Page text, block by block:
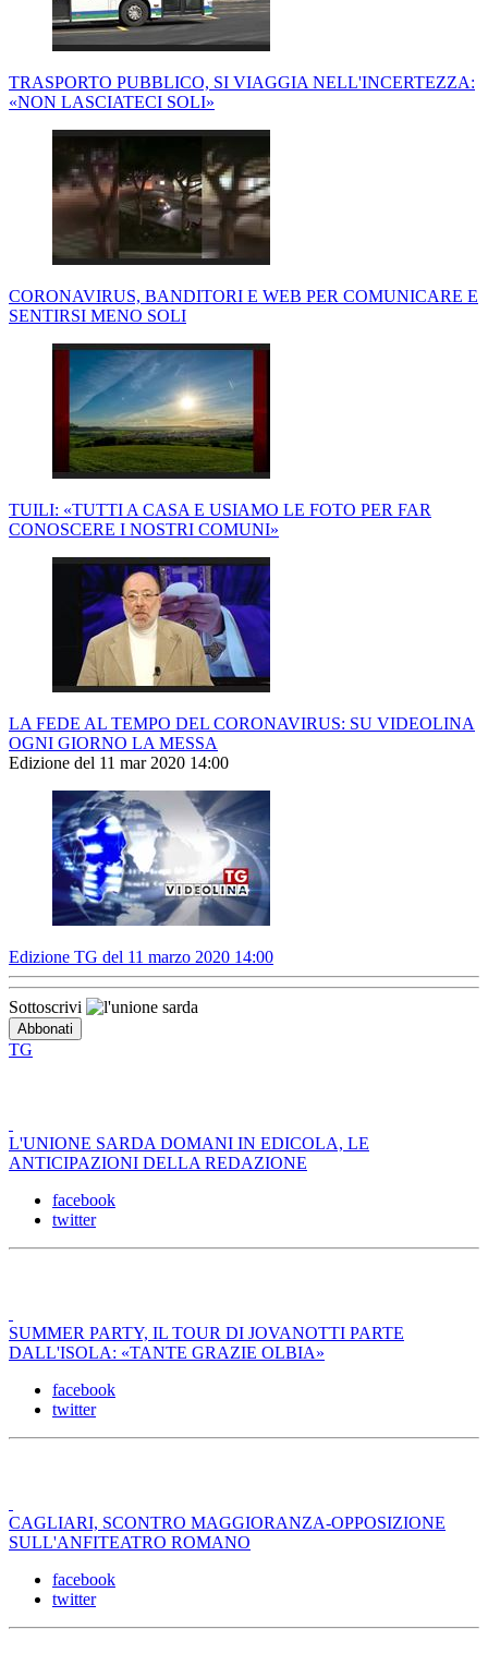
TRASPORTO PUBBLICO, SI VIAGGIA NELL'INCERTEZZA:
«NON LASCIATECI SOLI»
CORONAVIRUS, BANDITORI E WEB PER COMUNICARE E
SENTIRSI MENO SOLI
TUILI: «TUTTI A CASA E USIAMO LE FOTO PER FAR
CONOSCERE I NOSTRI COMUNI»
LA FEDE AL TEMPO DEL CORONAVIRUS: SU VIDEOLINA
OGNI GIORNO LA MESSA
Edizione del 11 mar 2020 14:00
Edizione TG del 11 marzo 2020 14:00
Sottoscrivi
TG
L'UNIONE SARDA DOMANI IN EDICOLA, LE
ANTICIPAZIONI DELLA REDAZIONE
facebook
twitter
SUMMER PARTY, IL TOUR DI JOVANOTTI PARTE
DALL'ISOLA: «TANTE GRAZIE OLBIA»
facebook
twitter
CAGLIARI, SCONTRO MAGGIORANZA-OPPOSIZIONE
SULL'ANFITEATRO ROMANO
facebook
twitter